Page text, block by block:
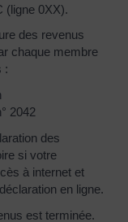
(ligne 0XX).
des revenus
chaque membre
:
2042
des
si votre
à internet et
en ligne.
est terminée.